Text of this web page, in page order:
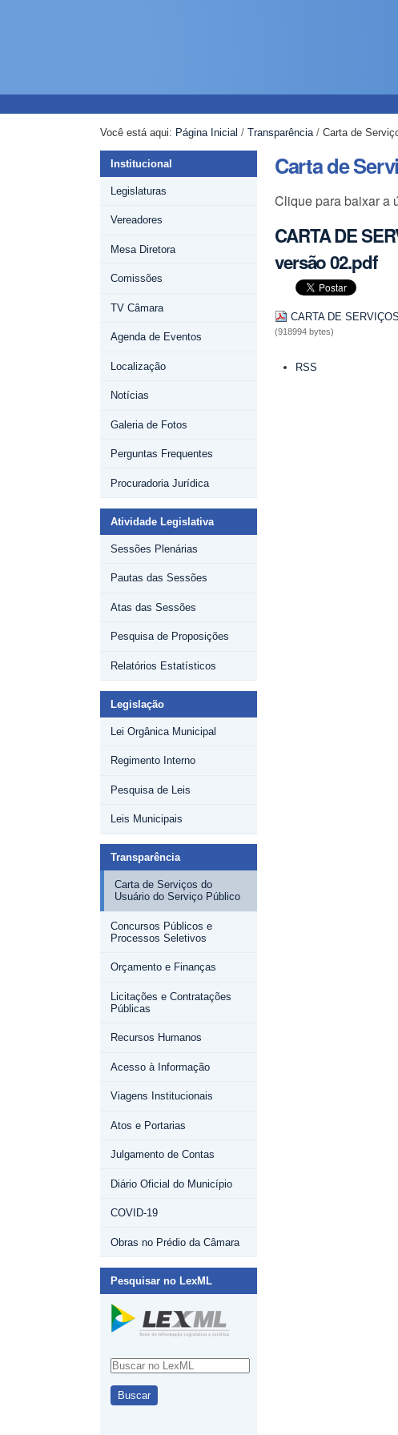
Você está aqui: Página Inicial / Transparência / Carta de
Institucional
Legislaturas
Vereadores
Mesa Diretora
Comissões
TV Câmara
Agenda de Eventos
Localização
Notícias
Galeria de Fotos
Perguntas Frequentes
Procuradoria Jurídica
Atividade Legislativa
Sessões Plenárias
Pautas das Sessões
Atas das Sessões
Pesquisa de Proposições
Relatórios Estatísticos
Legislação
Lei Orgânica Municipal
Regimento Interno
Pesquisa de Leis
Leis Municipais
Transparência
Carta de Serviços do
Usuário do Serviço Público
Concursos Públicos e
Processos Seletivos
Orçamento e Finanças
Licitações e Contratações
Públicas
Recursos Humanos
Acesso à Informação
Viagens Institucionais
Atos e Portarias
Julgamento de Contas
Diário Oficial do Município
COVID-19
Obras no Prédio da Câmara
Pesquisar no LexML
Carta de
Clique para baixar a
CARTA DE
versão 02.pdf
CARTA DE
(918994 bytes)
do
RSS